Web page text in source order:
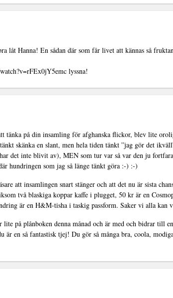
låt Hanna! En sådan där som får livet att kännas så
lyssna!
tänka på din insamling för afghanska flickor, blev lite
skänka en slant, men hela tiden tänkt ”jag gör det
det inte blivit av), MEN som tur var så var den ju
hundringen som jag så länge tänkt göra :-) :-)
att insamlingen snart stänger och att det nu är sista
två blaskiga koppar kaffe i plugget, 50 kr är en
är en H&M-tisha i taskig passform. Saker vi alla kan
lite på plånboken denna månad och är med och bidrar till
är en så fantastisk tjej! Du gör så många bra, coola,